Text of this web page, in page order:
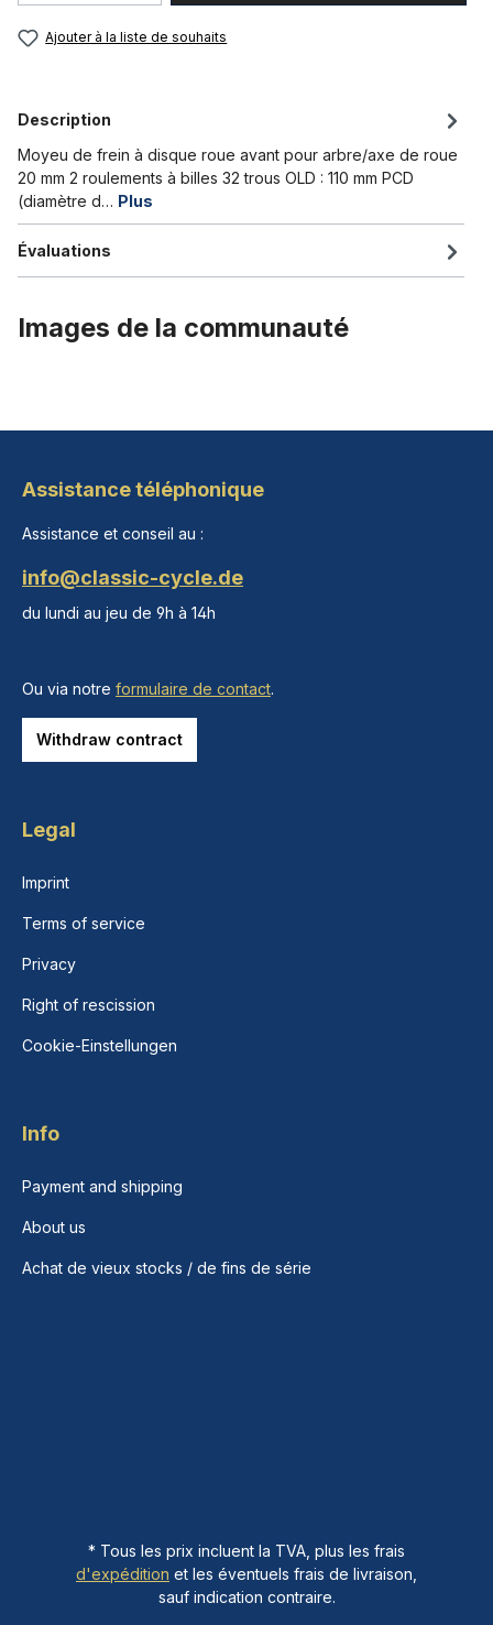
Ajouter à la liste de souhaits
Description
Moyeu de frein à disque roue avant pour arbre/axe de roue
20 mm 2 roulements à billes 32 trous OLD : 110 mm PCD
(diamètre d… Plus
Évaluations
Images de la communauté
Assistance téléphonique
Assistance et conseil au :
info@classic-cycle.de
du lundi au jeu de 9h à 14h
Ou via notre formulaire de contact.
Withdraw contract
Legal
Imprint
Terms of service
Privacy
Right of rescission
Cookie-Einstellungen
Info
Payment and shipping
About us
Achat de vieux stocks / de fins de série
* Tous les prix incluent la TVA, plus les frais
d'expédition et les éventuels frais de livraison,
sauf indication contraire.